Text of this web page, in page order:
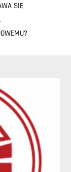
SIĘ